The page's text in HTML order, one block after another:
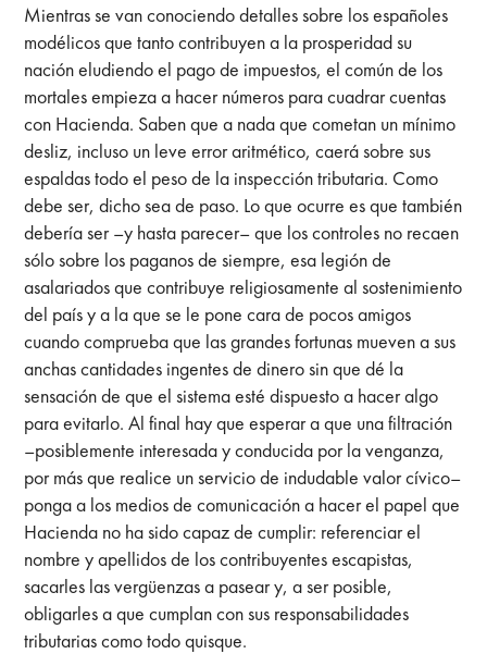
Mientras se van conociendo detalles sobre los españoles
modélicos que tanto contribuyen a la prosperidad su
nación eludiendo el pago de impuestos, el común de los
mortales empieza a hacer números para cuadrar cuentas
con Hacienda. Saben que a nada que cometan un mínimo
desliz, incluso un leve error aritmético, caerá sobre sus
espaldas todo el peso de la inspección tributaria. Como
debe ser, dicho sea de paso. Lo que ocurre es que también
debería ser –y hasta parecer– que los controles no recaen
sólo sobre los paganos de siempre, esa legión de
asalariados que contribuye religiosamente al sostenimiento
del país y a la que se le pone cara de pocos amigos
cuando comprueba que las grandes fortunas mueven a sus
anchas cantidades ingentes de dinero sin que dé la
sensación de que el sistema esté dispuesto a hacer algo
para evitarlo. Al final hay que esperar a que una filtración
–posiblemente interesada y conducida por la venganza,
por más que realice un servicio de indudable valor cívico–
ponga a los medios de comunicación a hacer el papel que
Hacienda no ha sido capaz de cumplir: referenciar el
nombre y apellidos de los contribuyentes escapistas,
sacarles las vergüenzas a pasear y, a ser posible,
obligarles a que cumplan con sus responsabilidades
tributarias como todo quisque.